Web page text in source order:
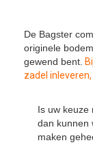
De Bagster
originele
gewend bent.
zadel
Is uw keuze
dan kunnen
maken